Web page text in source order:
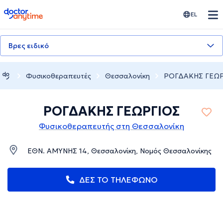
doctoranytime EL
Βρες ειδικό
Φυσικοθεραπευτές Θεσσαλονίκη ΡΟΓΔΑΚΗΣ
ΡΟΓΔΑΚΗΣ ΓΕΩΡΓΙΟΣ
Φυσικοθεραπευτής στη Θεσσαλονίκη
ΕΘΝ. ΑΜΥΝΗΣ 14, Θεσσαλονίκη, Νομός Θεσσαλονίκης
ΔΕΣ ΤΟ ΤΗΛΕΦΩΝΟ